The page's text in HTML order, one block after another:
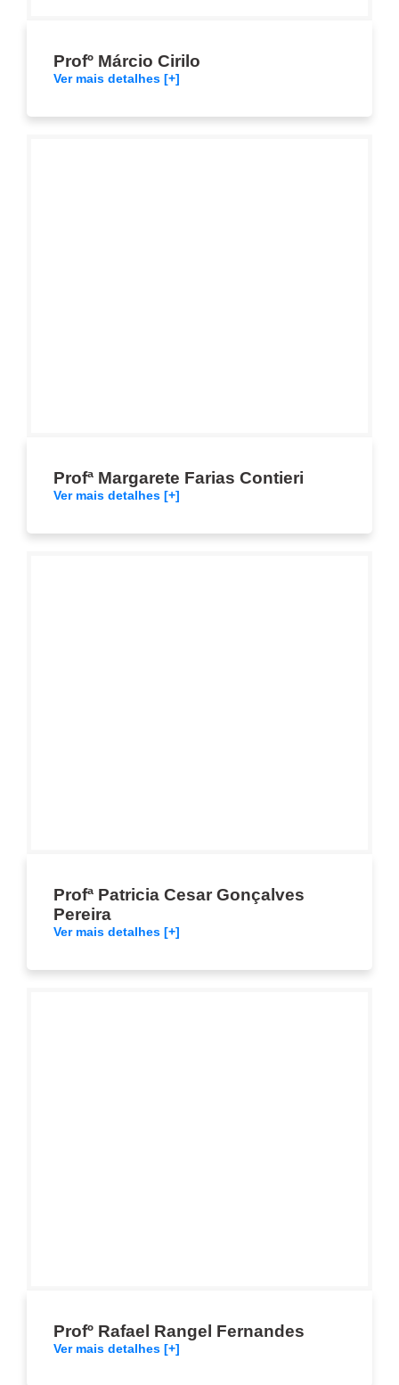
Profº Márcio Cirilo
Ver mais detalhes [+]
Profª Margarete Farias Contieri
Ver mais detalhes [+]
Profª Patricia Cesar Gonçalves
Pereira
Ver mais detalhes [+]
Profº Rafael Rangel Fernandes
Ver mais detalhes [+]